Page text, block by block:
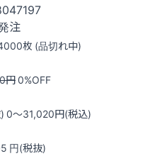
注
枚 (品切れ中)
円0%OFF
0〜31,020円(税込)
円(税抜)